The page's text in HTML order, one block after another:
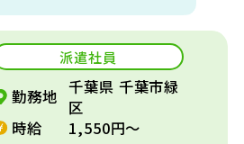
派遣社員
勤務地 千葉県 千葉市緑
区
時給
1,550円～